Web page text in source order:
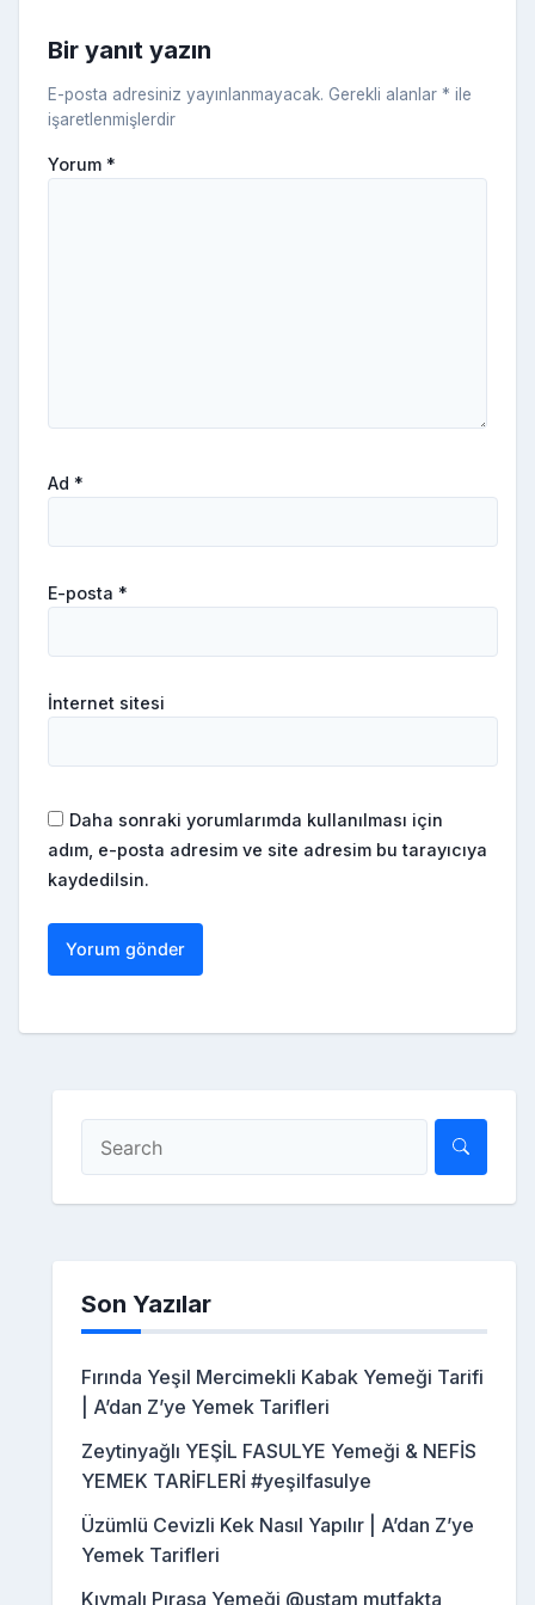
ki
Bir yanıt yazın
E-posta adresiniz yayınlanmayacak. Gerekli alanlar * ile
işaretlenmişlerdir
Yorum *
Ad *
E-posta *
İnternet sitesi
Daha sonraki yorumlarımda kullanılması için
adım, e-posta adresim ve site adresim bu tarayıcıya
kaydedilsin.
Son Yazılar
Fırında Yeşil Mercimekli Kabak Yemeği Tarifi
| A’dan Z’ye Yemek Tarifleri
Zeytinyağlı YEŞİL FASULYE Yemeği & NEFİS
YEMEK TARİFLERİ #yeşilfasulye
Üzümlü Cevizli Kek Nasıl Yapılır | A’dan Z’ye
Yemek Tarifleri
Kıymalı Pırasa Yemeği @ustam mutfakta